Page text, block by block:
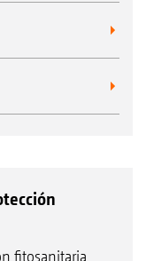
fitosanitaria